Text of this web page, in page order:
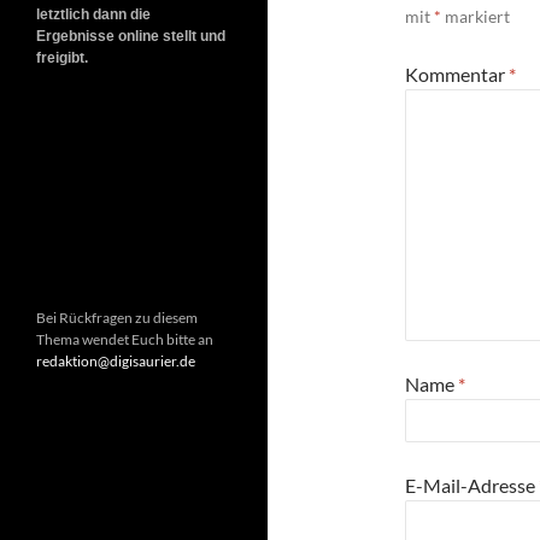
mit * markiert
Kommentar *
Name *
E-Mail-Adresse
letztlich dann die
Ergebnisse online stellt und
freigibt.
Bei Rückfragen zu diesem
Thema wendet Euch bitte an
redaktion@digisaurier.de